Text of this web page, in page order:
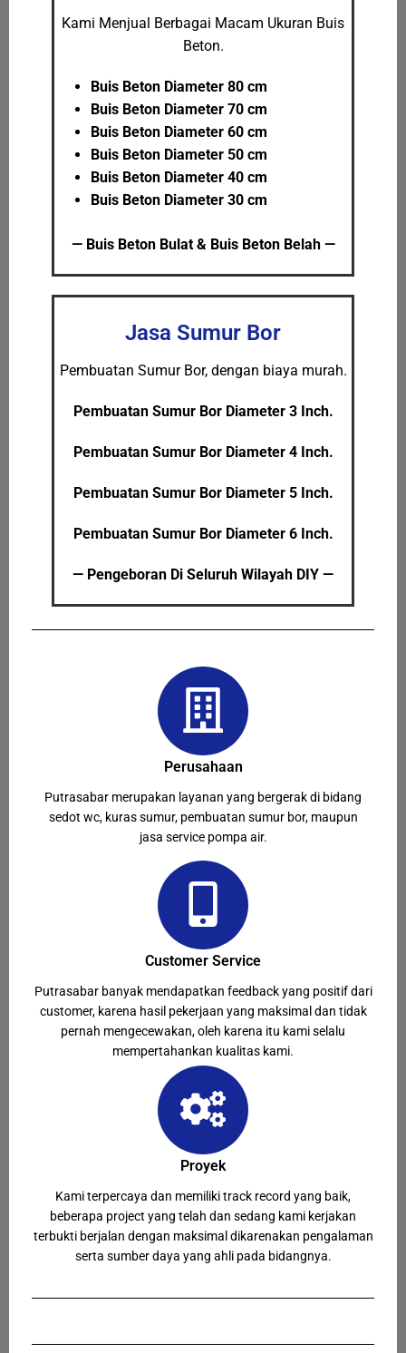
Kami Menjual Berbagai Macam Ukuran Buis
Beton.
Buis Beton Diameter 80 cm
Buis Beton Diameter 70 cm
Buis Beton Diameter 60 cm
Buis Beton Diameter 50 cm
Buis Beton Diameter 40 cm
Buis Beton Diameter 30 cm
— Buis Beton Bulat & Buis Beton Belah —
Jasa Sumur Bor
Pembuatan Sumur Bor, dengan biaya murah.
Pembuatan Sumur Bor Diameter 3 Inch.
Pembuatan Sumur Bor Diameter 4 Inch.
Pembuatan Sumur Bor Diameter 5 Inch.
Pembuatan Sumur Bor Diameter 6 Inch.
— Pengeboran Di Seluruh Wilayah DIY —
Perusahaan
Putrasabar merupakan layanan yang bergerak di bidang
sedot wc, kuras sumur, pembuatan sumur bor, maupun
jasa service pompa air.
Customer Service
Putrasabar banyak mendapatkan feedback yang positif dari
customer, karena hasil pekerjaan yang maksimal dan tidak
pernah mengecewakan, oleh karena itu kami selalu
mempertahankan kualitas kami.
Proyek
Kami terpercaya dan memiliki track record yang baik,
beberapa project yang telah dan sedang kami kerjakan
terbukti berjalan dengan maksimal dikarenakan pengalaman
serta sumber daya yang ahli pada bidangnya.